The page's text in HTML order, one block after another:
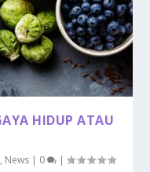
HIDUP ATAU
, News | 0 |